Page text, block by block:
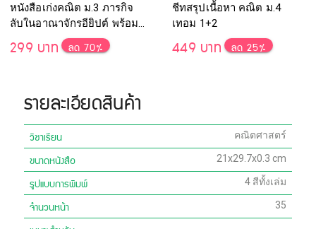
หนังสือเก่งคณิต ม.3 ภารกิจ
ลับในอาณาจักรอียิปต์ พร้อม
คอร์สเรียนตลอดชีพ
299 บาท ลด 70%
ชีทสรุปเนื้อหา คณิต ม.4
เทอม 1+2
449 บาท ลด 25%
รายละเอียดสินค้า
วิชาเรียน คณิตศาสตร์
ขนาดหนังสือ 21x29.7x0.3 cm
รูปแบบการพิมพ์ 4 สีทั้งเล่ม
จำนวนหน้า 35